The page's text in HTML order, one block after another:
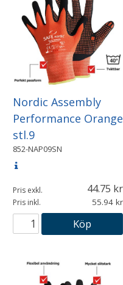
Nordic Assembly
Performance Orange
stl.9
852-NAP09SN
Pris exkl. 44.75
Pris inkl. 55.94
Köp